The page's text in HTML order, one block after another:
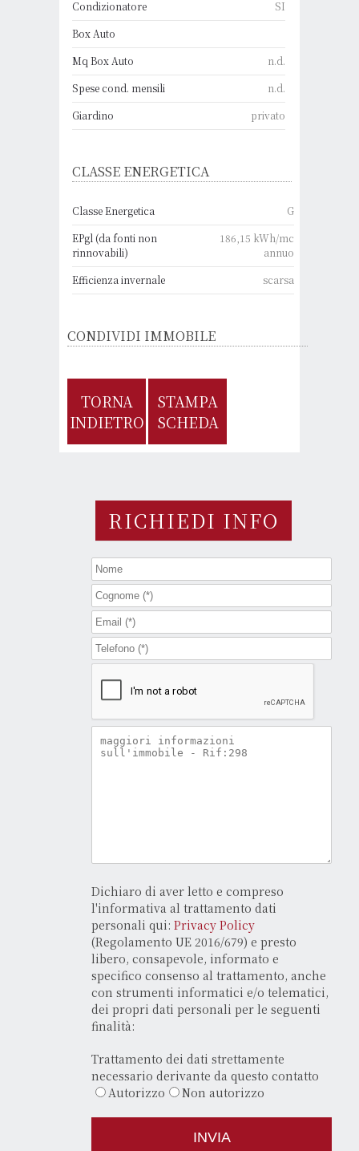
Condizionatore
SI
Box Auto
Mq Box Auto
n.d.
Spese cond. mensili
n.d.
Giardino
privato
CLASSE ENERGETICA
Classe Energetica
G
EPgl (da fonti non
rinnovabili)
186,15 kWh/mc
annuo
Efficienza invernale
scarsa
CONDIVIDI IMMOBILE
TORNA
INDIETRO
STAMPA
SCHEDA
RICHIEDI INFO
Dichiaro di aver letto e compreso
l'informativa al trattamento dati
personali qui: Privacy Policy
(Regolamento UE 2016/679) e presto
libero, consapevole, informato e
specifico consenso al trattamento, anche
con strumenti informatici e/o telematici,
dei propri dati personali per le seguenti
finalità:
Trattamento dei dati strettamente
necessario derivante da questo contatto
Autorizzo
Non autorizzo